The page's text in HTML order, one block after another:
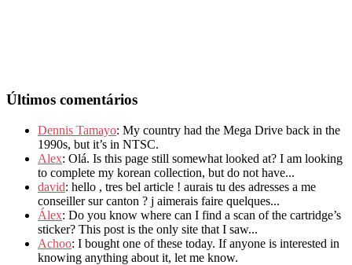
Últimos comentários
Dennis Tamayo: My country had the Mega Drive back in the
1990s, but it’s in NTSC.
Alex: Olá. Is this page still somewhat looked at? I am looking
to complete my korean collection, but do not have...
david: hello , tres bel article ! aurais tu des adresses a me
conseiller sur canton ? j aimerais faire quelques...
Álex: Do you know where can I find a scan of the cartridge’s
sticker? This post is the only site that I saw...
Achoo: I bought one of these today. If anyone is interested in
knowing anything about it, let me know.